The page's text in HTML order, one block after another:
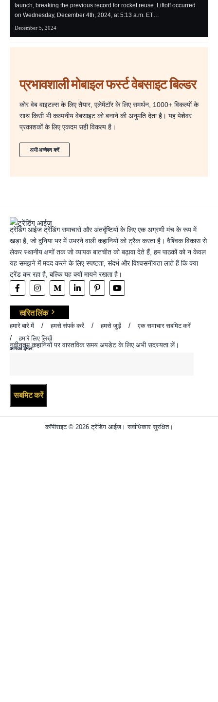
launch, breaking the previous record for rocket reuse. Liftoff occurred
on Wednesday, December 4th, 2024, at 5:13 a.m. ET…
December 5, 2024
प्रभावशाली मोबाइल फर्स्ट वेबसाइट बिल्डर
कोर वेब वाइटल्स के लिए तैयार, एलेमेंटॉर के लिए समर्थन, 1000+ विकल्पों के
साथ किसी भी कल्पनीय वेबसाइट को बनाने की अनुमति देता है। यह पेशेवर
प्रकाशकों के लिए एकदम सही विकल्प है।
अभी अन्वेषण करें
ट्रेंडिंग आईज ट्रेंडिंग समाचारों और अंतर्दृष्टियों के लिए एक अग्रणी मंच के रूप में
खड़ा है, जो दुनिया भर में उभरने वाली कहानियों को ट्रैक करता है। वैश्विक विकास से
लेकर स्थानीय क्षणों तक जो व्यापक बातचीत को बढ़ावा देते हैं, हम पाठकों को न केवल
यह समझने में मदद करने के लिए स्पष्टता, संदर्भ और विश्वसनीयता लाते हैं कि क्या
ट्रेंड कर रहा है, बल्कि यह क्यों मायने रखता है।
त्वरित लिंक
हमारे बारे में हमसे संपर्क करें हमसे जुड़ें
एक समाचार सबमिट करें
हमारे लिए लिखें
नवीनतम कहानियों पर वास्तविक समय अपडेट के लिए अभी सदस्यता लें।
आपका ईमेल:
कॉपीराइट © 2026 ट्रेंडिंग आईज। सर्वाधिकार सुरक्षित।